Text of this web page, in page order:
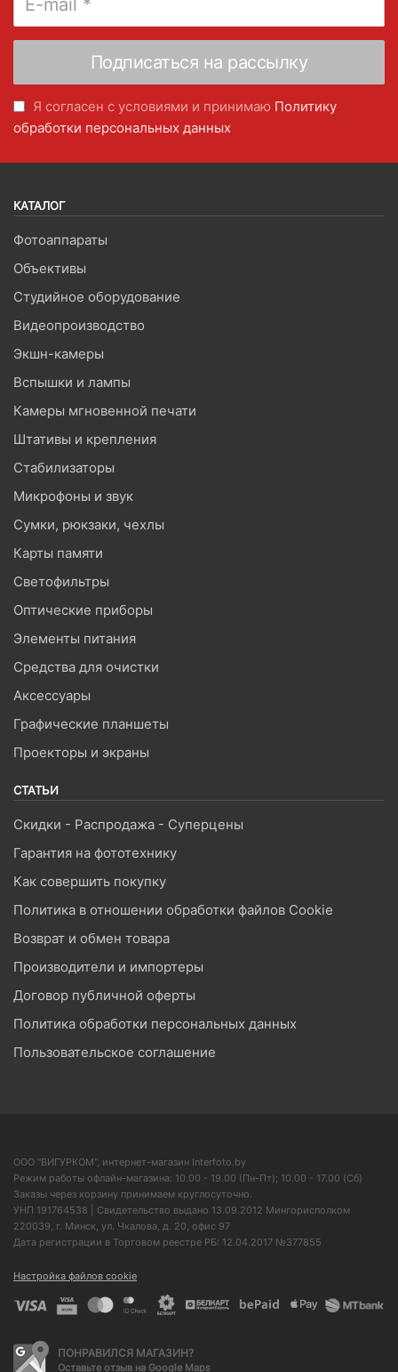
Я согласен с условиями и принимаю Политику
обработки персональных данных
КАТАЛОГ
Фотоаппараты
Объективы
Студийное оборудование
Видеопроизводство
Экшн-камеры
Вспышки и лампы
Камеры мгновенной печати
Штативы и крепления
Стабилизаторы
Микрофоны и звук
Сумки, рюкзаки, чехлы
Карты памяти
Светофильтры
Оптические приборы
Элементы питания
Средства для очистки
Аксессуары
Графические планшеты
Проекторы и экраны
СТАТЬИ
Скидки - Распродажа - Суперцены
Гарантия на фототехнику
Как совершить покупку
Политика в отношении обработки файлов Cookie
Возврат и обмен товара
Производители и импортеры
Договор публичной оферты
Политика обработки персональных данных
Пользовательское соглашение
ООО "ВИГУРКОМ", интернет-магазин Interfoto.by
Режим работы офлайн-магазина: 10.00 - 19.00 (Пн-Пт); 10.00 - 17.00 (Сб)
Заказы через корзину принимаем круглосуточно.
УНП 191764538 | Свидетельство выдано 13.09.2012 Мингорисполком
220039, г. Минск, ул. Чкалова, д. 20, офис 97
Дата регистрации в Торговом реестре РБ: 12.04.2017 №377855
Настройка файлов cookie
ПОНРАВИЛСЯ МАГАЗИН?
Оставьте отзыв на Google Maps